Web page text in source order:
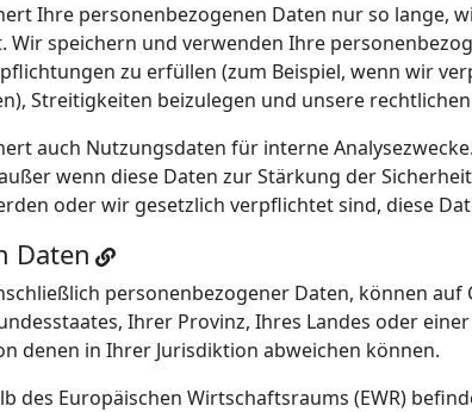
Ihre personenbezogenen Daten nur so
Wir speichern und verwenden Ihre
zu erfüllen (zum Beispiel, wenn wir
Streitigkeiten beizulegen und unsere
auch Nutzungsdaten für interne
wenn diese Daten zur Stärkung der
oder wir gesetzlich verpflichtet sind, diese
Daten
personenbezogener Daten, können
Ihrer Provinz, Ihres Landes oder
denen in Ihrer Jurisdiktion abweichen können.
des Europäischen Wirtschaftsraums (EWR)